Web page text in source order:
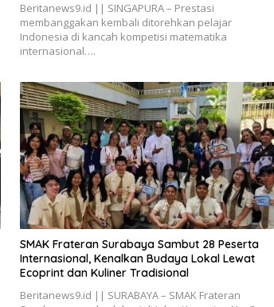
Beritanews9.id || SINGAPURA – Prestasi
membanggakan kembali ditorehkan pelajar
Indonesia di kancah kompetisi matematika
internasional….
SMAK Frateran Surabaya Sambut 28 Peserta
Internasional, Kenalkan Budaya Lokal Lewat
Ecoprint dan Kuliner Tradisional
Beritanews9.id || SURABAYA – SMAK Frateran